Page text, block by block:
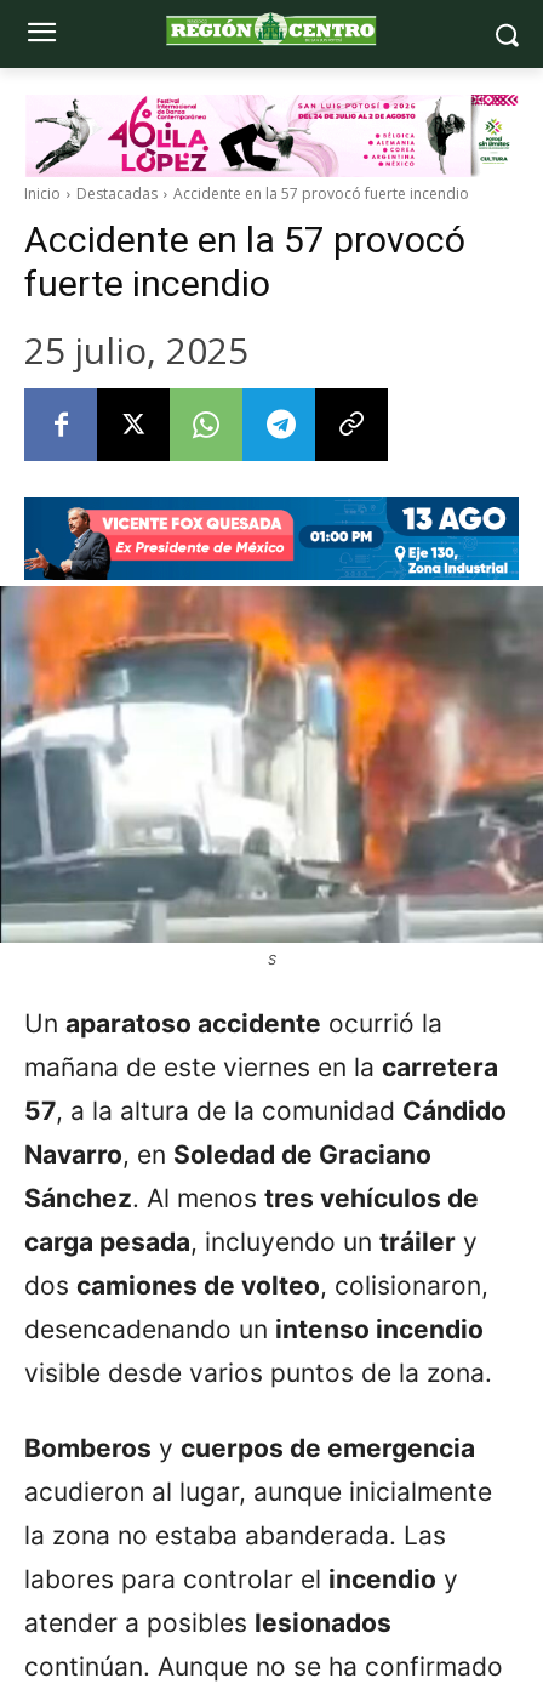
Inicio Destacadas Accidente en la 57 provocó fuerte incendio
Accidente en la 57 provocó
fuerte incendio
25 julio, 2025
S
Un aparatoso accidente ocurrió la
mañana de este viernes en la carretera
57, a la altura de la comunidad Cándido
Navarro, en Soledad de Graciano
Sánchez. Al menos tres vehículos de
carga pesada, incluyendo un tráiler y
dos camiones de volteo, colisionaron,
desencadenando un intenso incendio
visible desde varios puntos de la zona.
Bomberos y cuerpos de emergencia
acudieron al lugar, aunque inicialmente
la zona no estaba abanderada. Las
labores para controlar el incendio y
atender a posibles lesionados
continúan. Aunque no se ha confirmado